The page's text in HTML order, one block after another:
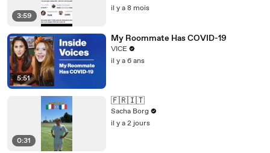
3:59
il y a 8 mois
5:51
My Roommate Has COVID-19
VICE
il y a 6 ans
0:31
🇫🇷🇮🇹
Sacha Borg
il y a 2 jours